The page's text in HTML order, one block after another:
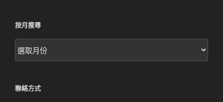
按月搜尋
按
月
聯絡方式